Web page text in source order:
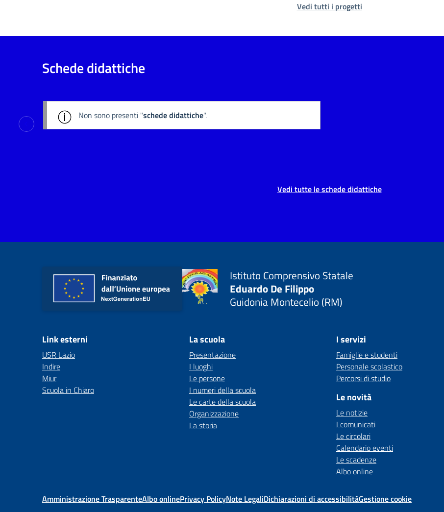
Vedi tutti i progetti
Schede didattiche
Non sono presenti "schede didattiche".
Vedi tutte le schede didattiche
Istituto Comprensivo Statale
Eduardo De Filippo
Guidonia Montecelio (RM)
Link esterni
USR Lazio
Indire
Miur
Scuola in Chiaro
La scuola
Presentazione
I luoghi
Le persone
I numeri della scuola
Le carte della scuola
Organizzazione
La storia
I servizi
Famiglie e studenti
Personale scolastico
Percorsi di studio
Le novità
Le notizie
I comunicati
Le circolari
Calendario eventi
Le scadenze
Albo online
Amministrazione TrasparenteAlbo onlinePrivacy PolicyNote LegaliDichiarazioni di accessibilitàGestione cookie